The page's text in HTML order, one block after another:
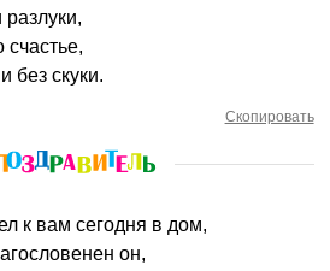
разлуки,
без скуки.
Скопировать
к вам сегодня в дом,
он,